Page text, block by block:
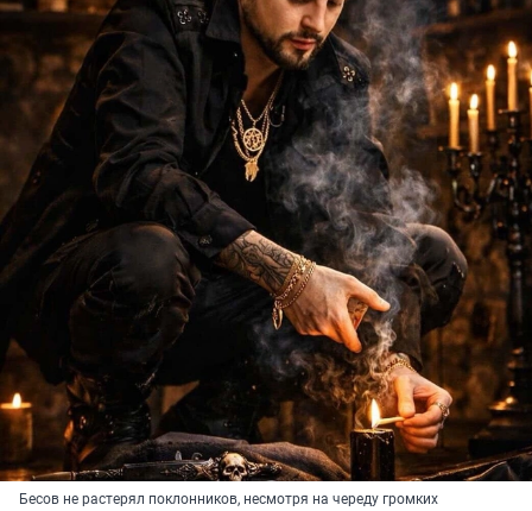
Бесов не растерял поклонников, несмотря на череду громких